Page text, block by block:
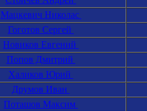
Мацкевич Николас
Гоготов Сергей
Новиков Евгений
Попов Дмитрий
Халиков Юрий
Друмов Иван
Поташов Максим